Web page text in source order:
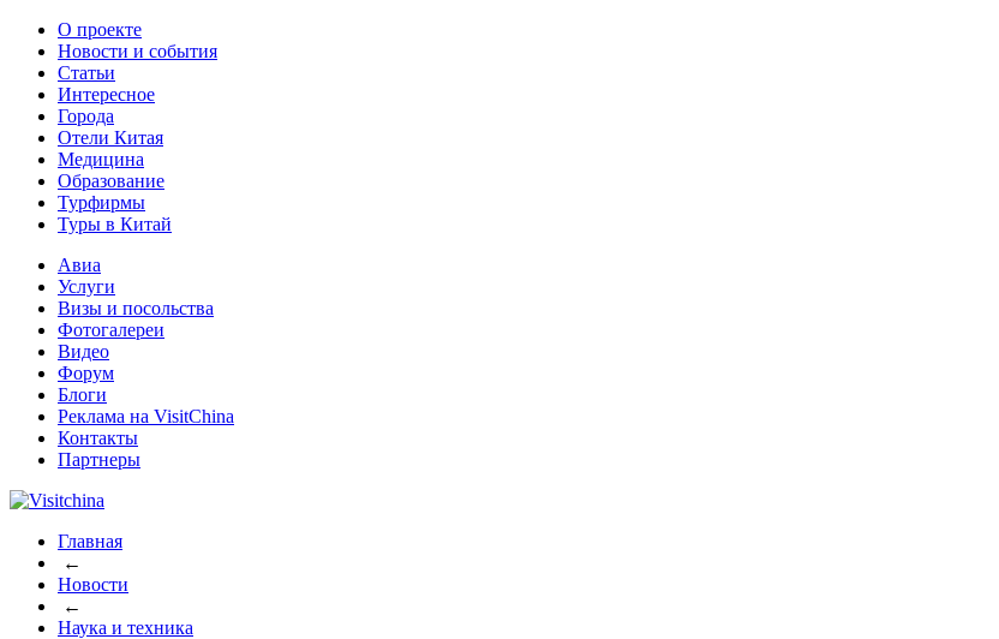
О проекте
Новости и события
Статьи
Интересное
Города
Отели Китая
Медицина
Образование
Турфирмы
Туры в Китай
Авиа
Услуги
Визы и посольства
Фотогалереи
Видео
Форум
Блоги
Реклама на VisitChina
Контакты
Партнеры
Главная
←
Новости
←
Наука и техника